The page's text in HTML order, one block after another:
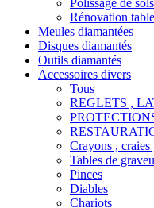
Polissage de sols
Rénovation
Meules diamantées
Disques diamantés
Outils diamantés
Accessoires divers
Tous
REGLETS ,
Crayons , craies
Tables de
Pinces
Diables
Chariots